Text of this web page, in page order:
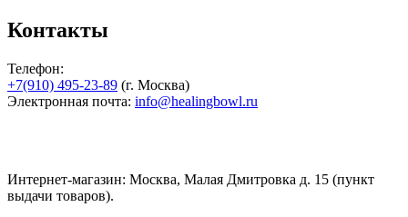
Контакты
Телефон:
+7(910) 495-23-89 (г. Москва)
Электронная почта: info@healingbowl.ru
Интернет-магазин: Москва, Малая Дмитровка д. 15 (пункт
выдачи товаров).